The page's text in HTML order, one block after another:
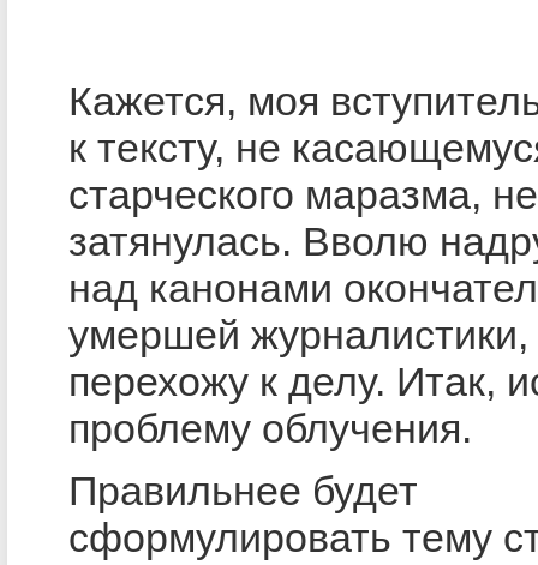
Кажется, моя
к тексту, не
старческого маразма,
затянулась. Вволю
над канонами
умершей журналистики,
перехожу к делу. Итак,
проблему облучения.
Правильнее будет
сформулировать тему